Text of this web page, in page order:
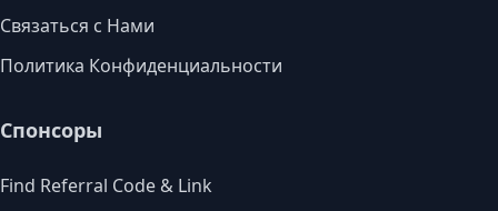
Связаться с Нами
Политика Конфиденциальности
Спонсоры
Find Referral Code & Link